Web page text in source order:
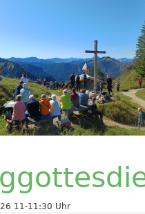
11-11:30 Uhr